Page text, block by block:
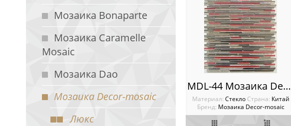
Мозаика Bonaparte
Мозаика Caramelle
Mosaic
Мозаика Dao
Мозаика Decor-mosaic
Люкс
MDL-44 Мозаика Decor-Mosaic
Материал: Стекло Cтрана: Китай
Бренд: Мозаика Decor-mosaic